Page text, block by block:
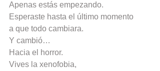
Apenas estás empezando.
Esperaste hasta el último momento
a que todo cambiara.
Y cambió…
Hacia el horror.
Vives la xenofobia,